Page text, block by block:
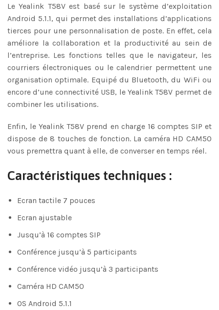
Le Yealink T58V est basé sur le système d’exploitation
Android 5.1.1, qui permet des installations d’applications
tierces pour une personnalisation de poste. En effet, cela
améliore la collaboration et la productivité au sein de
l’entreprise. Les fonctions telles que le navigateur, les
courriers électroniques ou le calendrier permettent une
organisation optimale. Equipé du Bluetooth, du WiFi ou
encore d’une connectivité USB, le Yealink T58V permet de
combiner les utilisations.
Enfin, le Yealink T58V prend en charge 16 comptes SIP et
dispose de 8 touches de fonction. La caméra HD CAM50
vous premettra quant à elle, de converser en temps réel.
Caractéristiques techniques :
Ecran tactile 7 pouces
Ecran ajustable
Jusqu’à 16 comptes SIP
Conférence jusqu’à 5 participants
Conférence vidéo jusqu’à 3 participants
Caméra HD CAM50
OS Android 5.1.1